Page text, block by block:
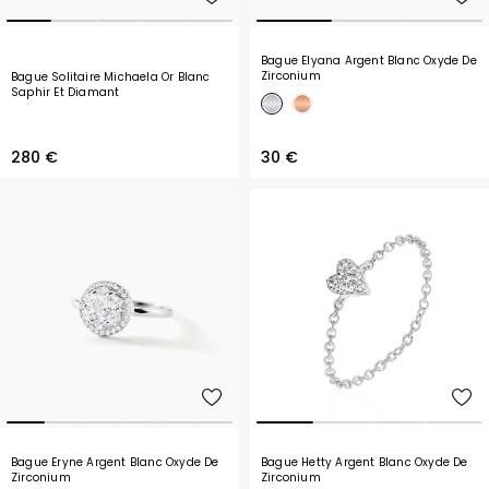
Bague Solitaire Michaela Or Blanc
Saphir Et Diamant
280 €
Bague Elyana Argent Blanc Oxyde De
Zirconium
30 €
Bague Eryne Argent Blanc Oxyde De
Zirconium
Bague Hetty Argent Blanc Oxyde De
Zirconium